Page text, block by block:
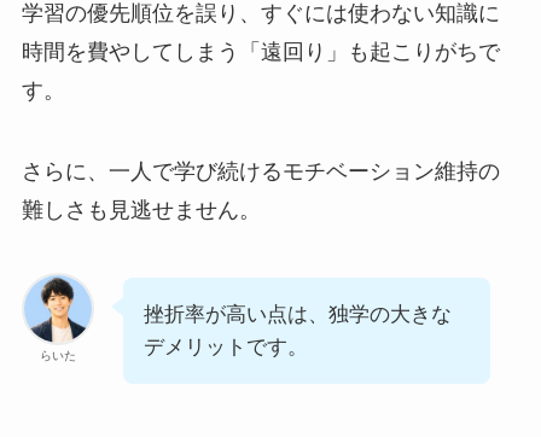
学習の優先順位を誤り、すぐには使わない知識に
時間を費やしてしまう「遠回り」も起こりがちで
す。
さらに、一人で学び続けるモチベーション維持の
難しさも見逃せません。
らいた
挫折率が高い点は、独学の大きな
デメリットです。